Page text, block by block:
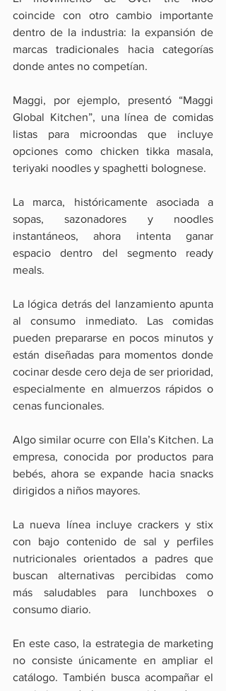
coincide con otro cambio importante
dentro de la industria: la expansión de
marcas tradicionales hacia categorías
donde antes no competían.
Maggi, por ejemplo, presentó “Maggi
Global Kitchen”, una línea de comidas
listas para microondas que incluye
opciones como chicken tikka masala,
teriyaki noodles y spaghetti bolognese.
La marca, históricamente asociada a
sopas, sazonadores y noodles
instantáneos, ahora intenta ganar
espacio dentro del segmento ready
meals.
La lógica detrás del lanzamiento apunta
al consumo inmediato. Las comidas
pueden prepararse en pocos minutos y
están diseñadas para momentos donde
cocinar desde cero deja de ser prioridad,
especialmente en almuerzos rápidos o
cenas funcionales.
Algo similar ocurre con Ella’s Kitchen. La
empresa, conocida por productos para
bebés, ahora se expande hacia snacks
dirigidos a niños mayores.
La nueva línea incluye crackers y stix
con bajo contenido de sal y perfiles
nutricionales orientados a padres que
buscan alternativas percibidas como
más saludables para lunchboxes o
consumo diario.
En este caso, la estrategia de marketing
no consiste únicamente en ampliar el
catálogo. También busca acompañar el